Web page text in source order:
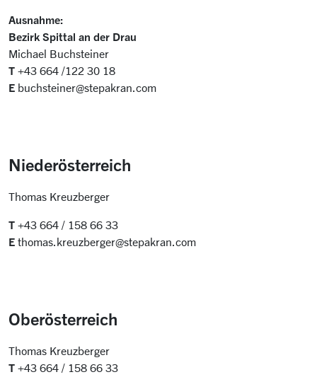
Ausnahme:
Bezirk Spittal an der Drau
Michael Buchsteiner
T +43 664 /122 30 18
E buchsteiner@stepakran.com
Niederösterreich
Thomas Kreuzberger
T +43 664 / 158 66 33
E thomas.kreuzberger@stepakran.com
Oberösterreich
Thomas Kreuzberger
T +43 664 / 158 66 33